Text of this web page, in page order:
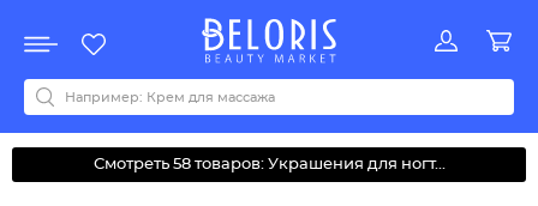
Акции
Все бренды
0-9ABCDEFGHIJKLMNOPQRSTUVWYZАБВДЗИМОКЛНПРСТУФ
Смотреть 58 товаров: Украшения для ногт...